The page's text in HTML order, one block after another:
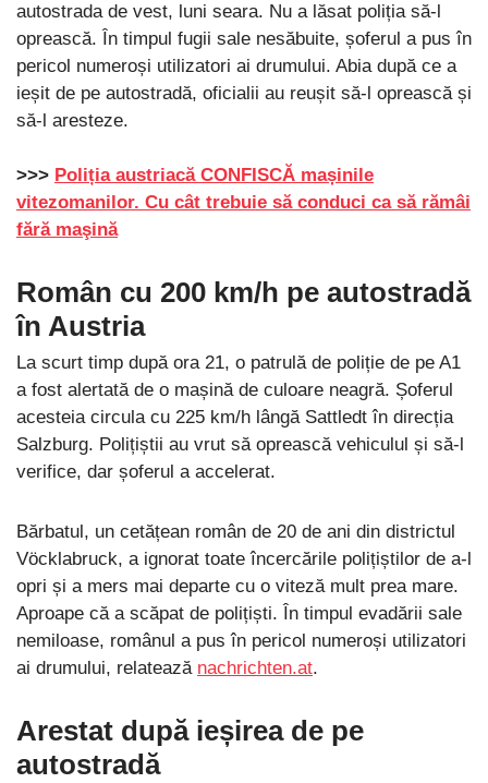
autostrada de vest, luni seara. Nu a lăsat poliția să-l
oprească. În timpul fugii sale nesăbuite, șoferul a pus în
pericol numeroși utilizatori ai drumului. Abia după ce a
ieșit de pe autostradă, oficialii au reușit să-l oprească și
să-l aresteze.
>>> Poliția austriacă CONFISCĂ mașinile
vitezomanilor. Cu cât trebuie să conduci ca să rămâi
fără maşină
Român cu 200 km/h pe autostradă
în Austria
La scurt timp după ora 21, o patrulă de poliție de pe A1
a fost alertată de o mașină de culoare neagră. Șoferul
acesteia circula cu 225 km/h lângă Sattledt în direcția
Salzburg. Polițiștii au vrut să oprească vehiculul și să-l
verifice, dar șoferul a accelerat.
Bărbatul, un cetățean român de 20 de ani din districtul
Vöcklabruck, a ignorat toate încercările polițiștilor de a-l
opri și a mers mai departe cu o viteză mult prea mare.
Aproape că a scăpat de polițiști. În timpul evadării sale
nemiloase, românul a pus în pericol numeroși utilizatori
ai drumului, relatează nachrichten.at.
Arestat după ieșirea de pe
autostradă